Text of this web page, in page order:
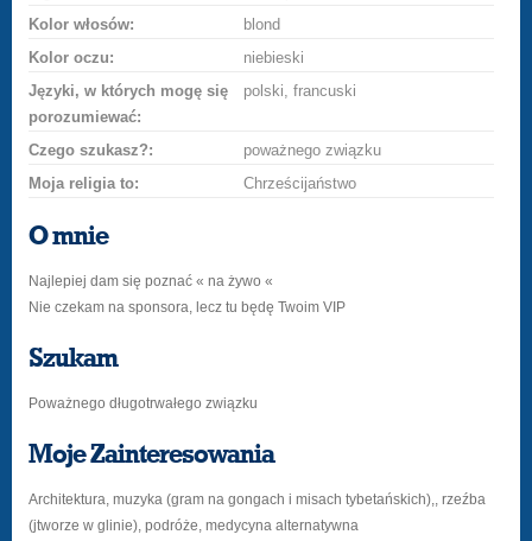
Kolor włosów:
blond
Kolor oczu:
niebieski
Języki, w których mogę się
porozumiewać:
polski, francuski
Czego szukasz?:
poważnego związku
Moja religia to:
Chrześcijaństwo
O mnie
Najlepiej dam się poznać « na żywo «
Nie czekam na sponsora, lecz tu będę Twoim VIP
Szukam
Poważnego długotrwałego związku
Moje Zainteresowania
Architektura, muzyka (gram na gongach i misach tybetańskich),, rzeźba
(jtworze w glinie), podróże, medycyna alternatywna